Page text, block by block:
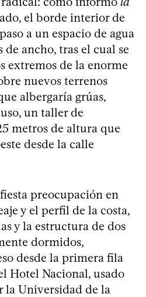
el borde interior de
a un espacio de agua
de ancho, tras el cual se
extremos de la enorme
nuevos terrenos
albergaría grúas,
un taller de
metros de altura que
desde la calle
preocupación en
y el perfil de la costa,
y la estructura de dos
dormidos,
desde la primera fila
Hotel Nacional, usado
la Universidad de la